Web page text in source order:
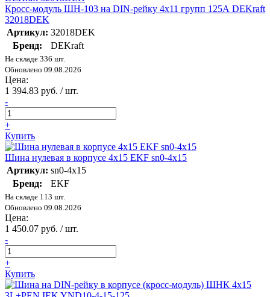
Кросс-модуль ШН-103 на DIN-рейку 4х11 групп 125А DEKraft
32018DEK
Артикул: 32018DEK
Бренд:
DEKraft
На складе 336 шт.
Обновлено 09.08.2026
Цена:
1 394.83 руб. / шт.
-
+
Купить
Шина нулевая в корпусе 4х15 EKF sn0-4x15
Артикул: sn0-4x15
Бренд:
EKF
На складе 113 шт.
Обновлено 09.08.2026
Цена:
1 450.07 руб. / шт.
-
+
Купить